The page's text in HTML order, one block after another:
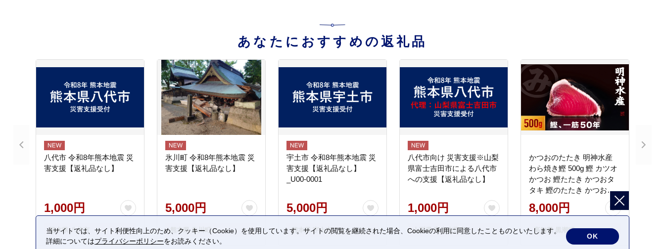
あなたにおすすめの返礼品
八代市 令和8年熊本地震 災
害支援【返礼品なし】
1,000円
熊本県 八代市
氷川町 令和8年熊本地震 災
害支援【返礼品なし】
5,000円
熊本県 氷川町
宇土市 令和8年熊本地震 災
害支援【返礼品なし】
_U00-0001
5,000円
熊本県 宇土市
八代市向け 災害支援※山梨
県富士吉田市による八代市
への支援【返礼品なし】
1,000円
山梨県 富士吉田市
かつおのたたき 明神水産
わら焼き鰹 500g 鰹 カツオ
かつお 鰹たたき かつおタ
タキ 鰹のたたき かつおの
タタキ 藁焼き わら焼き 魚
さかな 海鮮 刺身 お刺身 冷
ご当地 本場 高知 黒潮町 ギ
フト 贈答品 人気 返礼品 ふ
8,000円
高知県 黒潮町
当サイトでは、サイト利便性向上のため、クッキー（Cookie）を使用しています。サイトの閲覧を継続された場合、Cookieの利用に同意したことものといたします。
詳細についてはプライバシーポリシーをお読みください。
OK